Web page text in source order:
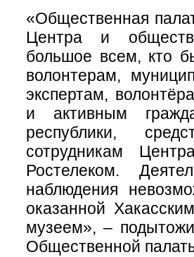
«Общественная
Центра и
большое всем, кто
волонтерам,
экспертам,
и активным
республики,
сотрудникам
Ростелеком.
наблюдения
оказанной
музеем», –
Общественной